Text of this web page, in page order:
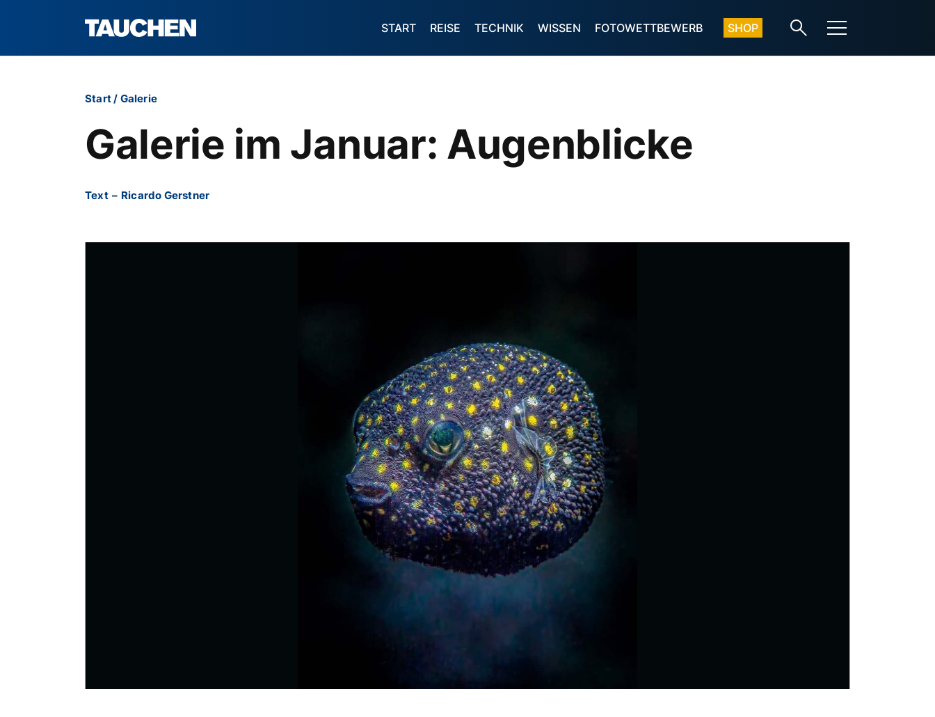
START REISE TECHNIK WISSEN FOTOWETTBEWERB SHOP
Start/ Galerie
Galerie im Januar: Augenblicke
Text – Ricardo Gerstner